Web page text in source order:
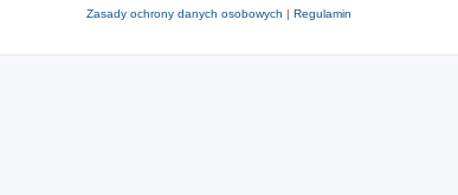
Zasady ochrony danych osobowych | Regulamin